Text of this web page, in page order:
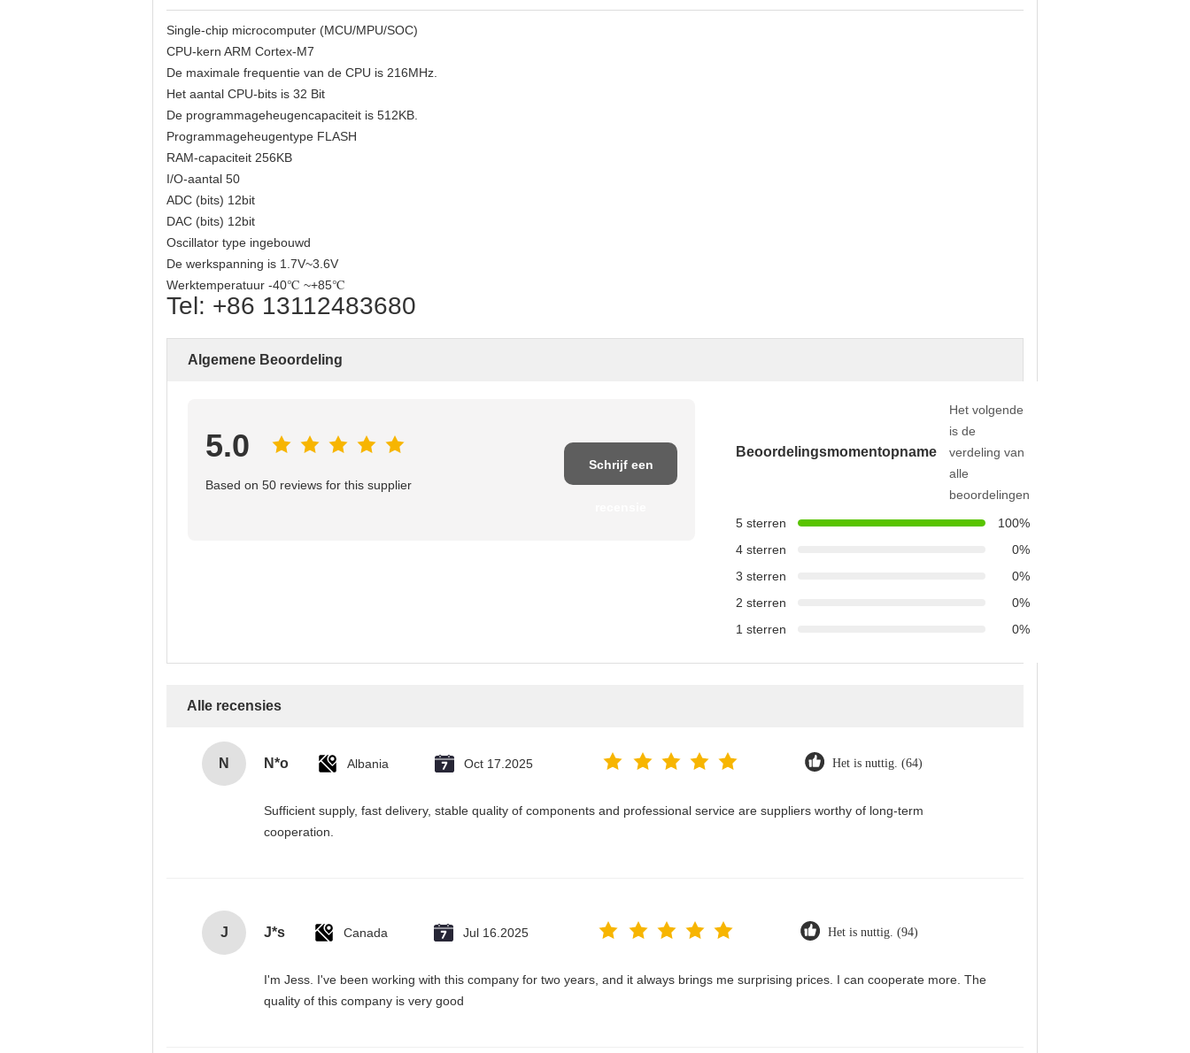
Single-chip microcomputer (MCU/MPU/SOC)
CPU-kern ARM Cortex-M7
De maximale frequentie van de CPU is 216MHz.
Het aantal CPU-bits is 32 Bit
De programmageheugencapaciteit is 512KB.
Programmageheugentype FLASH
RAM-capaciteit 256KB
I/O-aantal 50
ADC (bits) 12bit
DAC (bits) 12bit
Oscillator type ingebouwd
De werkspanning is 1.7V~3.6V
Werktemperatuur -40℃ ~+85℃
Tel: +86 13112483680
Algemene Beoordeling
5.0
Based on 50 reviews for this supplier
Schrijf een
Beoordelingsmomentopname
Het volgende
is de
verdeling van
alle
beoordelingen
5 sterren
100%
4 sterren
0%
3 sterren
0%
2 sterren
0%
1 sterren
0%
Alle recensies
N N*o Albania Oct 17.2025 Het is nuttig. (64)
Sufficient supply, fast delivery, stable quality of components and professional service are suppliers worthy of long-term
cooperation.
J J*s Canada Jul 16.2025 Het is nuttig. (94)
I'm Jess. I've been working with this company for two years, and it always brings me surprising prices. I can cooperate more. The
quality of this company is very good